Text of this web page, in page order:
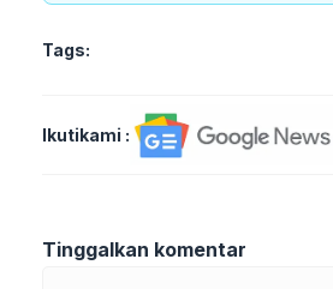
Tags:
Ikutikami :
Tinggalkan komentar